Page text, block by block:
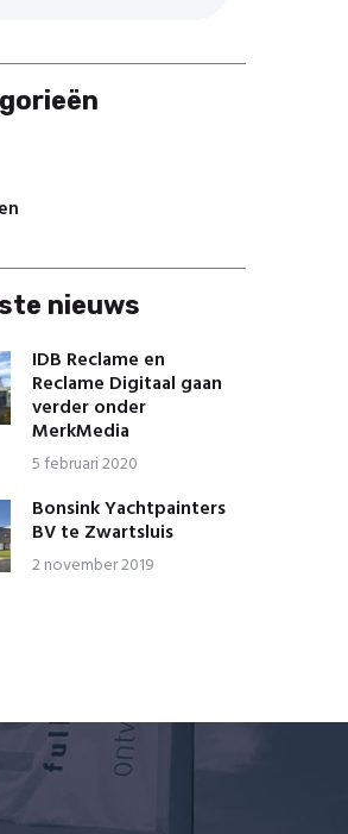
nieuws
IDB Reclame en
Reclame Digitaal gaan
verder onder
MerkMedia
5 februari 2020
Bonsink Yachtpainters
BV te Zwartsluis
2 november 2019